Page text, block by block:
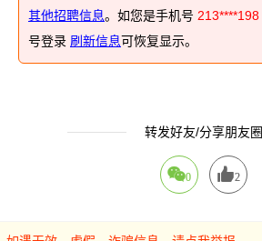
其他招聘信息。如您是手机号 213****198
号登录 刷新信息可恢复显示。
转发好友/分享朋友圈
0 2